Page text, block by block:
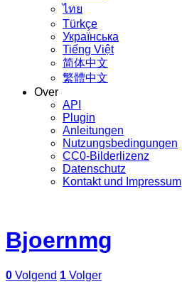
ไทย
Türkçe
Українська
Tiếng Việt
简体中文
繁體中文
Over
API
Plugin
Anleitungen
Nutzungsbedingungen
CC0-Bilderlizenz
Datenschutz
Kontakt und Impressum
Bjoernmg
0 Volgend 1 Volger